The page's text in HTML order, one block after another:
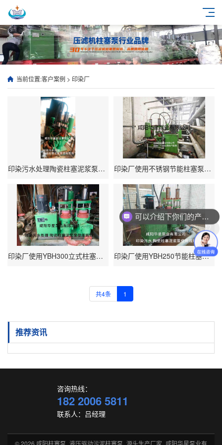
当前位置:客户案例 > 印染厂
印染污水处理陶瓷柱塞泥浆泵使用现场 印染厂使用不锈钢节能柱塞泵现场
印染厂使用YBH300立式柱塞泵客户现场 印染厂使用YBH250节能柱塞泥浆泵客户现场
共4条 1
推荐资讯
咨询热线：
182 2006 5811
联系人：吕经理
© 2026 咸阳柱塞泵_液压驱动污泥柱塞泵_源头生产厂家_咸阳华星泵业有
可以介绍下你们的产品么？
你们是怎么收费的呢？